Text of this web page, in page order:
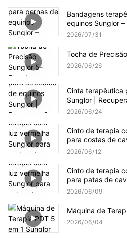
Bandagens
equinos Sunglor
2026 07 31
Tocha de
2026 06 26
Cinta terapêutica
Sunglor |
campo
2026 06 24
Cinto de terapia
para costas de
2026 06 12
Cinto de terapia
para patas de
2026 06 09
Máquina de
2026 06 04